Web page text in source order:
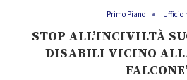
Primo Piano Ufficio
STOP ALL’INCIVILTÀ
DISABILI VICINO